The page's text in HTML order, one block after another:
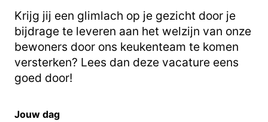
Krijg jij een glimlach op je gezicht door je
bijdrage te leveren aan het welzijn van onze
bewoners door ons keukenteam te komen
versterken? Lees dan deze vacature eens
goed door!
Jouw dag